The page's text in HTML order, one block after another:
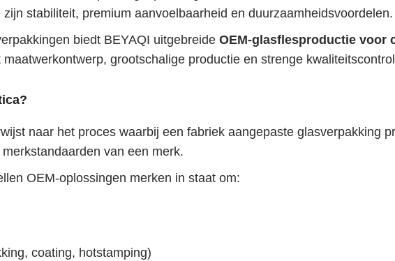
stabiliteit, premium aanvoelbaarheid en duurzaamheidsvoordelen.
biedt BEYAQI uitgebreide OEM-glasflesproductie voor
grootschalige productie en strenge
naar het proces waarbij een fabriek aangepaste glasverpakking
van een merk.
OEM-oplossingen merken in staat om:
coating, hotstamping)